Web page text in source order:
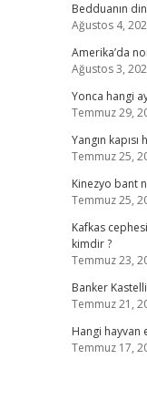
Bedduanın
Ağustos 4,
Amerika’da
Ağustos 3,
Yonca hangi
Temmuz 29,
Yangın
Temmuz 25,
Kinezyo bant
Temmuz 25,
Kafkas
kimdir ?
Temmuz 23,
Banker
Temmuz 21,
Hangi hayvan
Temmuz 17,